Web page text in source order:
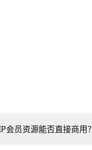
会员资源能否直接商用？